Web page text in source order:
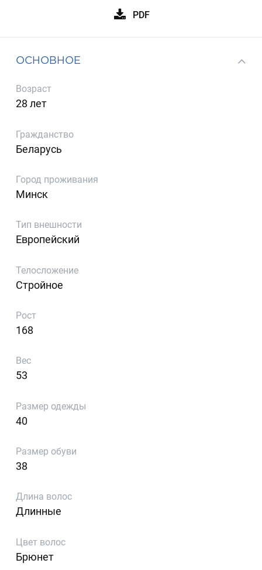
PDF
ОСНОВНОЕ
Возраст
28 лет
Гражданство
Беларусь
Город проживания
Минск
Тип внешности
Европейский
Телосложение
Стройное
Рост
168
Вес
53
Размер одежды
40
Размер обуви
38
Длина волос
Длинные
Цвет волос
Брюнет